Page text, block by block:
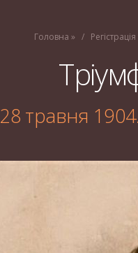
Головна » Регістрація
28 травня